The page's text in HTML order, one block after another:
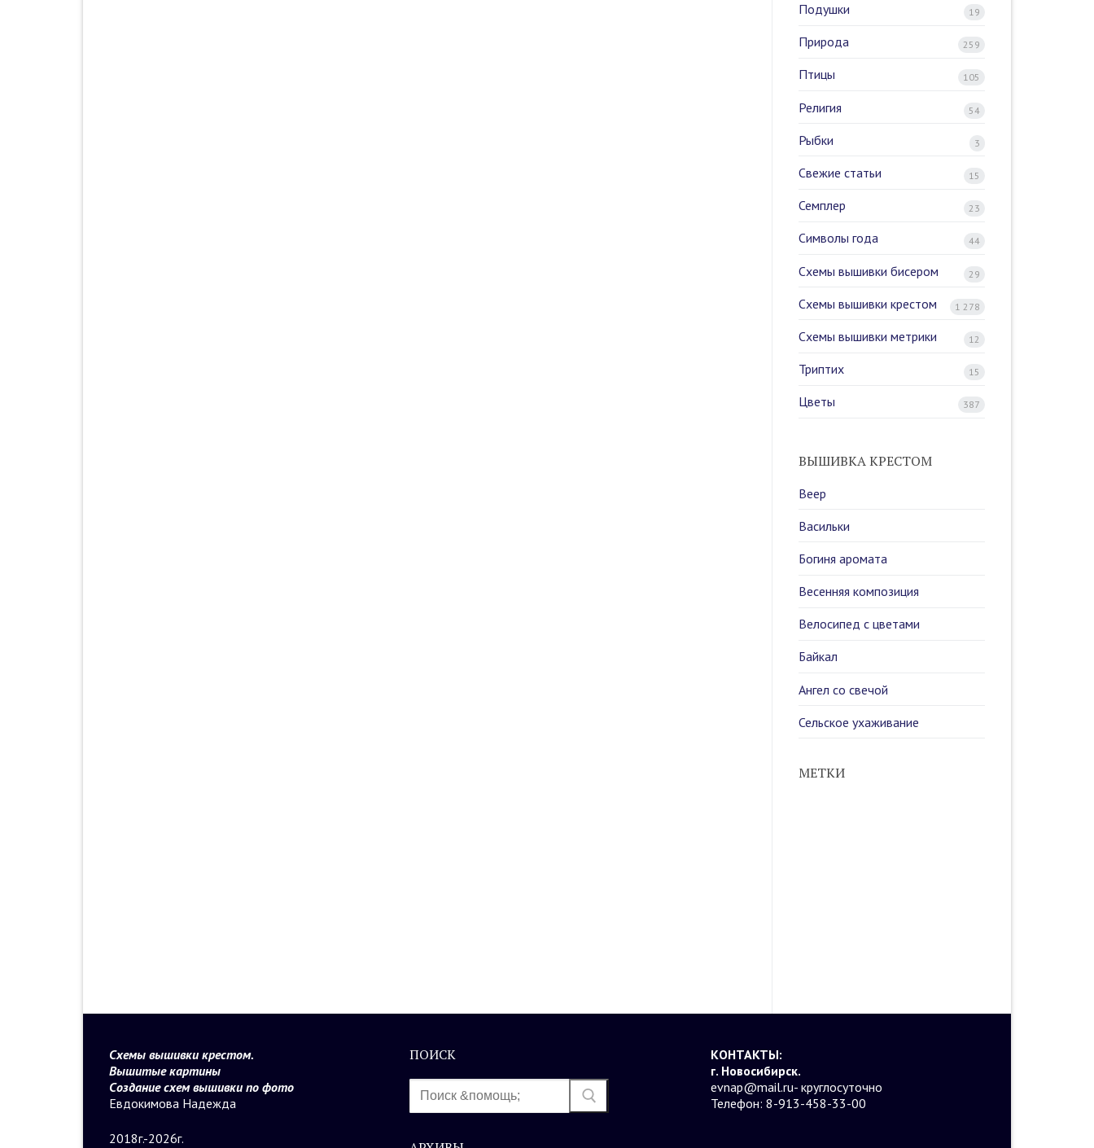
Подушки 19
Природа 259
Птицы 105
Религия 54
Рыбки 3
Свежие статьи 15
Семплер 23
Символы года 44
Схемы вышивки бисером 29
Схемы вышивки крестом 1 278
Схемы вышивки метрики 12
Триптих 15
Цветы 387
ВЫШИВКА КРЕСТОМ
Веер
Васильки
Богиня аромата
Весенняя композиция
Велосипед с цветами
Байкал
Ангел со свечой
Сельское ухаживание
МЕТКИ
Схемы вышивки крестом.
Вышитые картины
Создание схем вышивки по фото
Евдокимова Надежда
2018г.-2026г.
ПОИСК
Найти:
КОНТАКТЫ:
г. Новосибирск.
evnap@mail.ru- круглосуточно
Телефон: 8-913-458-33-00